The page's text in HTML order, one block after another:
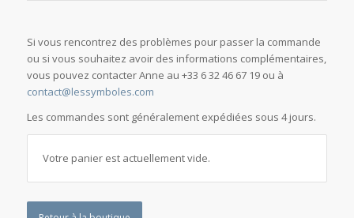
Si vous rencontrez des problèmes pour passer la commande
ou si vous souhaitez avoir des informations complémentaires,
vous pouvez contacter Anne au +33 6 32 46 67 19 ou à
contact@lessymboles.com
Les commandes sont généralement expédiées sous 4 jours.
Votre panier est actuellement vide.